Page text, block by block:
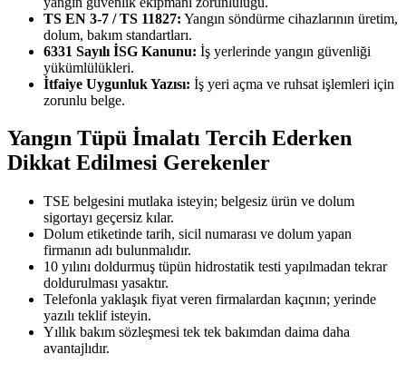
TS EN 3-7 / TS 11827: Yangın söndürme cihazlarının üretim,
dolum, bakım standartları.
6331 Sayılı İSG Kanunu: İş yerlerinde yangın güvenliği
yükümlülükleri.
İtfaiye Uygunluk Yazısı: İş yeri açma ve ruhsat işlemleri için
zorunlu belge.
Yangın Tüpü İmalatı Tercih Ederken
Dikkat Edilmesi Gerekenler
TSE belgesini mutlaka isteyin; belgesiz ürün ve dolum
sigortayı geçersiz kılar.
Dolum etiketinde tarih, sicil numarası ve dolum yapan
firmanın adı bulunmalıdır.
10 yılını doldurmuş tüpün hidrostatik testi yapılmadan tekrar
doldurulması yasaktır.
Telefonla yaklaşık fiyat veren firmalardan kaçının; yerinde
yazılı teklif isteyin.
Yıllık bakım sözleşmesi tek tek bakımdan daima daha
avantajlıdır.